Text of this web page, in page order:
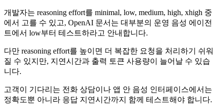
개발자는 reasoning effort를 minimal, low, medium, high, xhigh 중
에서 고를 수 있고, OpenAI 문서는 대부분의 운영 음성 에이전
트에서 low부터 테스트하라고 안내합니다.
다만 reasoning effort를 높이면 더 복잡한 요청을 처리하기 쉬워
질 수 있지만, 지연시간과 출력 토큰 사용량이 늘어날 수 있습
니다.
고객이 기다리는 전화 상담이나 앱 안 음성 인터페이스에서는
정확도뿐 아니라 응답 지연시간까지 함께 테스트해야 합니다.